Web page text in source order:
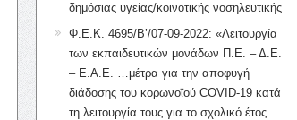
δημόσιας υγείας/κοινοτικής νοσηλευτικής
Φ.Ε.Κ. 4695/Β’/07-09-2022: «Λειτουργία
των εκπαιδευτικών μονάδων Π.Ε. – Δ.Ε.
– Ε.Α.Ε. …μέτρα για την αποφυγή
διάδοσης του κορωνοϊού COVID-19 κατά
τη λειτουργία τους για το σχολικό έτος